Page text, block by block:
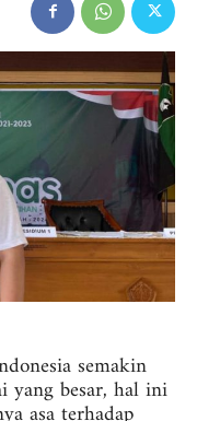
semakin
yang besar, hal ini